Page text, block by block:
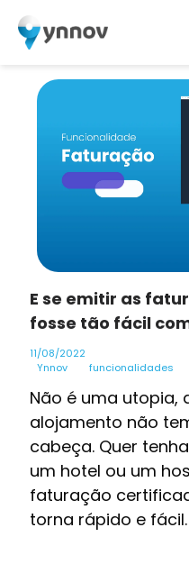
E se emitir as
fosse tão fácil
11/08/2022
Ynnov
funcionalidades
Não é uma utopia,
alojamento não
cabeça. Quer
um hotel ou um
faturação
torna rápido e fácil.